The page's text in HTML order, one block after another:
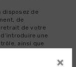
×
disposez de
de
retrait de votre
une
ainsi que
à l'adresse